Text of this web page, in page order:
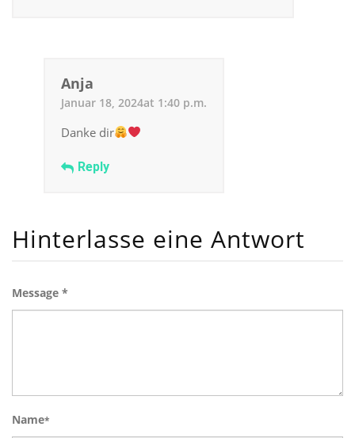
Anja
Januar 18, 2024at 1:40 p.m.
Danke dir
Reply
Hinterlasse eine Antwort
Message *
Name*